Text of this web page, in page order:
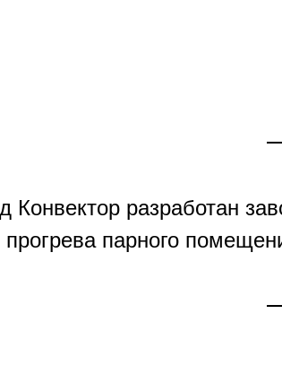
Конвектор разработан
прогрева парного